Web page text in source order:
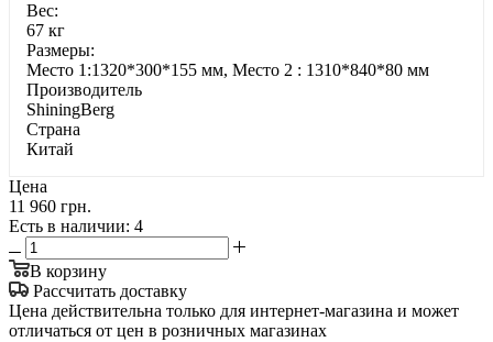
Bec:
67 кг
Paзмepы:
Место 1:1320*300*155 мм, Место 2 : 1310*840*80 мм
Производитель
ShiningBerg
Страна
Китай
Цена
11 960 грн.
Есть в наличии: 4
В корзину
Рассчитать доставку
Цена действительна только для интернет-магазина и может
отличаться от цен в розничных магазинах